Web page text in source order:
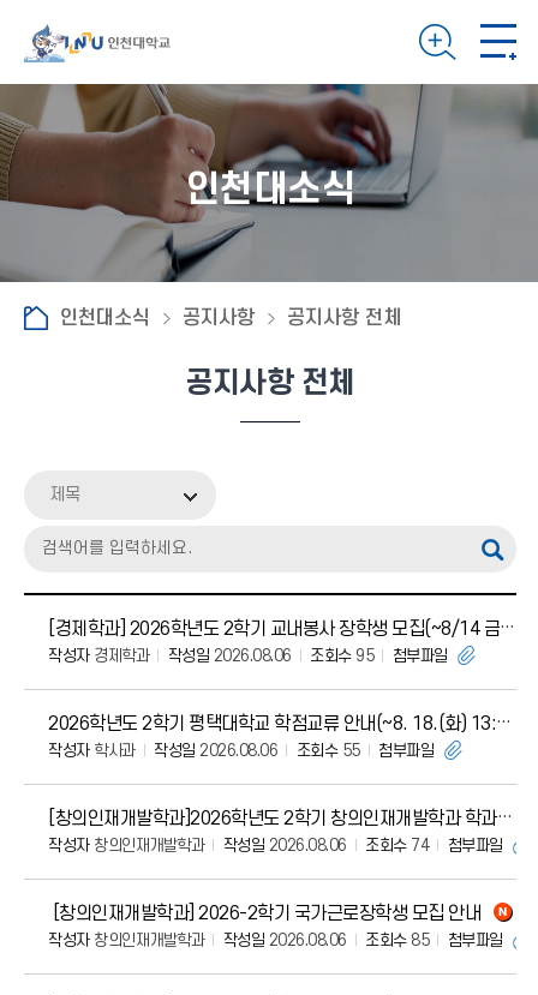
인천대소식
인천대소식 공지사항 공지사항 전체
공지사항 전체
제목
[경제학과] 2026학년도 2학기 교내봉사 장학생 모집(~8/14 금 오전 9시까지)
작성자경제학과 작성일 2026.08.06 조회수95 첨부파일
2026학년도 2학기 평택대학교 학점교류 안내(~8. 18.(화) 13:00)
작성자학사과 작성일 2026.08.06 조회수55 첨부파일
[창의인재개발학과]2026학년도 2학기 창의인재개발학과 학과사무실 봉사장학생 모집
작성자창의인재개발학과 작성일 2026.08.06 조회수74 첨부파일
[창의인재개발학과] 2026-2학기 국가근로장학생 모집 안내
작성자창의인재개발학과 작성일 2026.08.06 조회수85 첨부파일